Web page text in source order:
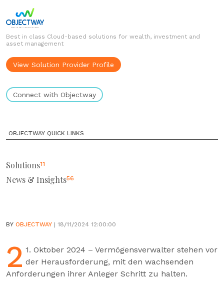
Best in class Cloud-based solutions for wealth, investment and
asset management
View Solution Provider Profile
Connect with Objectway
OBJECTWAY QUICK LINKS
Solutions11
News & Insights56
BY OBJECTWAY | 18/11/2024 12:00:00
2 1. Oktober 2024 – Vermögensverwalter stehen vor
der Herausforderung, mit den wachsenden
Anforderungen ihrer Anleger Schritt zu halten.